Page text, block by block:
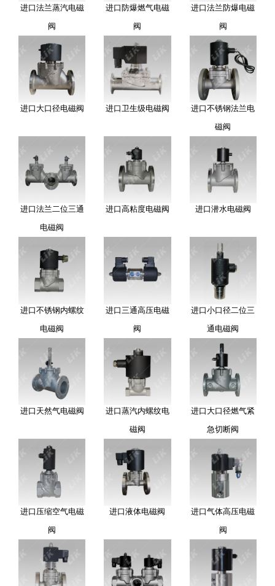
进口法兰蒸汽电磁
阀
进口防爆燃气电磁
阀
进口法兰防爆电磁
阀
进口大口径电磁阀 进口卫生级电磁阀
进口不锈钢法兰电
磁阀
进口法兰二位三通
电磁阀
进口高粘度电磁阀 进口潜水电磁阀
进口不锈钢内螺纹
电磁阀
进口三通高压电磁
阀
进口小口径二位三
通电磁阀
进口天然气电磁阀
进口蒸汽内螺纹电
磁阀
进口大口径燃气紧
急切断阀
进口压缩空气电磁
阀
进口液体电磁阀
进口气体高压电磁
阀